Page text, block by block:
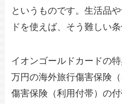
というものです。生活品
ドを使えば、そう難しい
イオンゴールドカードの
万円の海外旅行傷害保険
傷害保険（利用付帯）の